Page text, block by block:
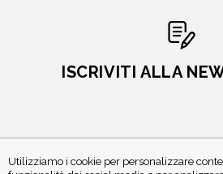
Utilizziamo i cookie per personalizzare
ISCRIVITI ALLA